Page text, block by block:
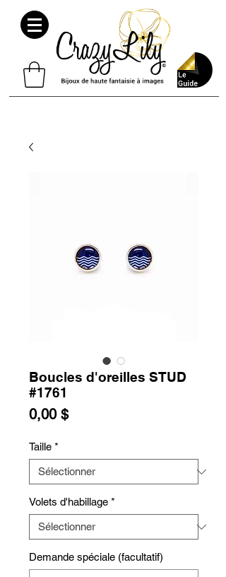
Boucles d'oreilles STUD
#1761
0,00 $Prix
Taille *
Volets d'habillage *
Demande spéciale (facultatif)